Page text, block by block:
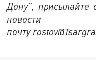
Дону", присылайте
новости
почту